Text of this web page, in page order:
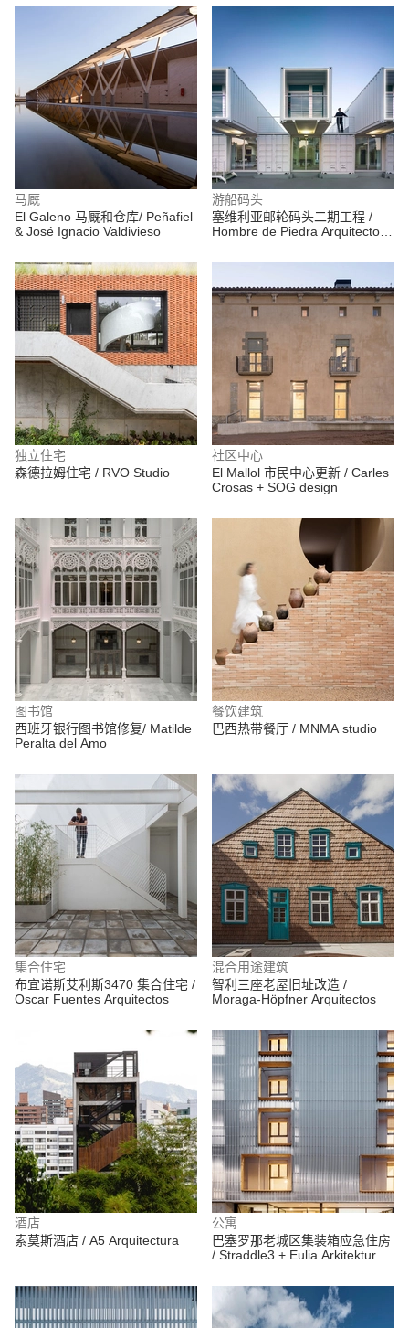
马厩
El Galeno 马厩和仓库/ Peñafiel
& José Ignacio Valdivieso
游船码头
塞维利亚邮轮码头二期工程 /
Hombre de Piedra Arquitectos
独立住宅
森德拉姆住宅 / RVO Studio
社区中心
El Mallol 市民中心更新 / Carles
Crosas + SOG design
图书馆
西班牙银行图书馆修复/ Matilde
Peralta del Amo
餐饮建筑
巴西热带餐厅 / MNMA studio
集合住宅
布宜诺斯艾利斯3470 集合住宅 /
Oscar Fuentes Arquitectos
混合用途建筑
智利三座老屋旧址改造 /
Moraga-Höpfner Arquitectos
酒店
索莫斯酒店 / A5 Arquitectura
公寓
巴塞罗那老城区集装箱应急住房
/ Straddle3 + Eulia Arkitektura +